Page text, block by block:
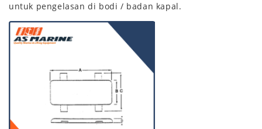
untuk pengelasan di bodi / badan kapal.